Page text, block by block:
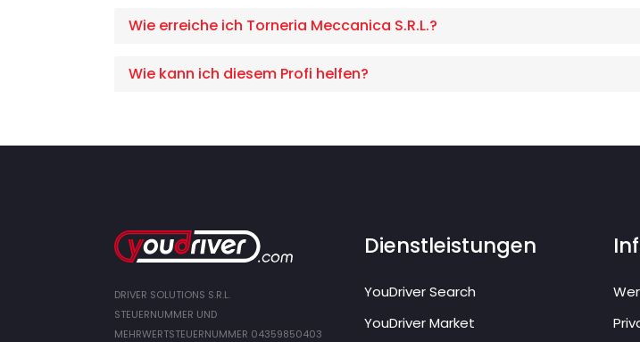
Wie erreiche ich Torneria Meccanica S.R.L.?
Wie kann ich diesem Profi helfen?
DRIVER SOLUTIONS S.R.L.
STEUERNUMMER UND
MEHRWERTSTEUERNUMMER 04359850403
Dienstleistungen
YouDriver Search
YouDriver Market